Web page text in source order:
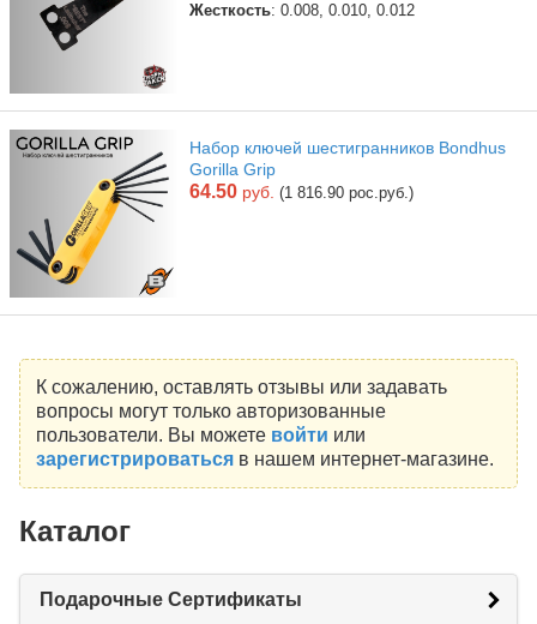
Жесткость: 0.008, 0.010, 0.012
Набор ключей шестигранников Bondhus
Gorilla Grip
64.50 руб. (1 816.90 рос.руб.)
К сожалению, оставлять отзывы или задавать
вопросы могут только авторизованные
пользователи. Вы можете войти или
зарегистрироватьсяв нашем интернет-магазине.
Каталог
Подарочные Сертификаты